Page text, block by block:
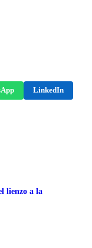
LinkedIn
lienzo a la